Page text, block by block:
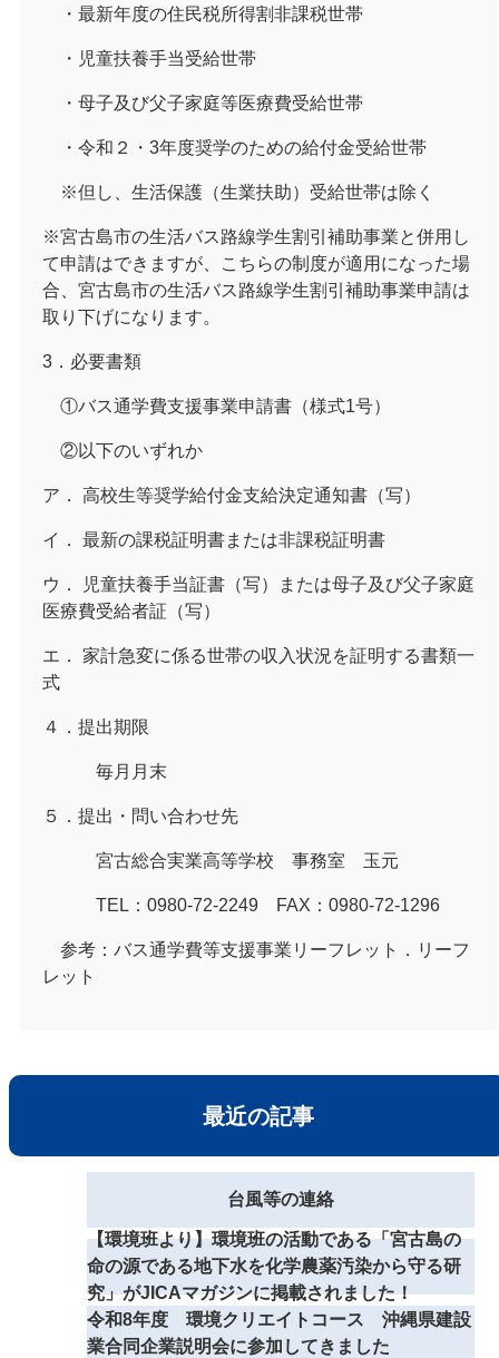
・最新年度の住民税所得割非課税世帯
・児童扶養手当受給世帯
・母子及び父子家庭等医療費受給世帯
・令和２・3年度奨学のための給付金受給世帯
※但し、生活保護（生業扶助）受給世帯は除く
※宮古島市の生活バス路線学生割引補助事業と併用し
て申請はできますが、こちらの制度が適用になった場
合、宮古島市の生活バス路線学生割引補助事業申請は
取り下げになります。
3．必要書類
①バス通学費支援事業申請書（様式1号）
②以下のいずれか
ア． 高校生等奨学給付金支給決定通知書（写）
イ． 最新の課税証明書または非課税証明書
ウ． 児童扶養手当証書（写）または母子及び父子家庭
医療費受給者証（写）
エ． 家計急変に係る世帯の収入状況を証明する書類一
式
４．提出期限
毎月月末
５．提出・問い合わせ先
宮古総合実業高等学校 事務室 玉元
TEL：0980-72-2249 FAX：0980-72-1296
参考：バス通学費等支援事業リーフレット． リーフ
レット
最近の記事
台風等の連絡
【環境班より】環境班の活動である「宮古島の
命の源である地下水を化学農薬汚染から守る研
究」がJICAマガジンに掲載されました！
令和8年度 環境クリエイトコース 沖縄県建設
業合同企業説明会に参加してきました